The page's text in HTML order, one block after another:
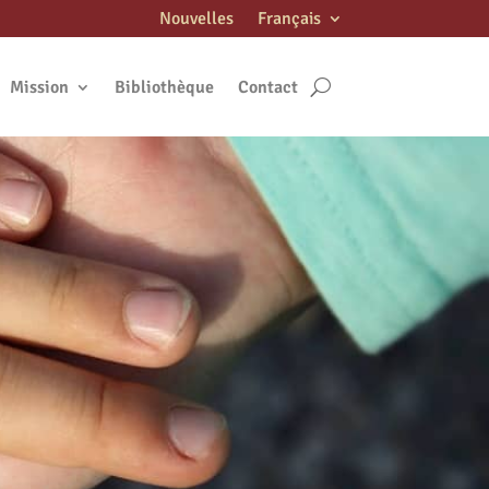
Nouvelles Français
Mission Bibliothèque Contact